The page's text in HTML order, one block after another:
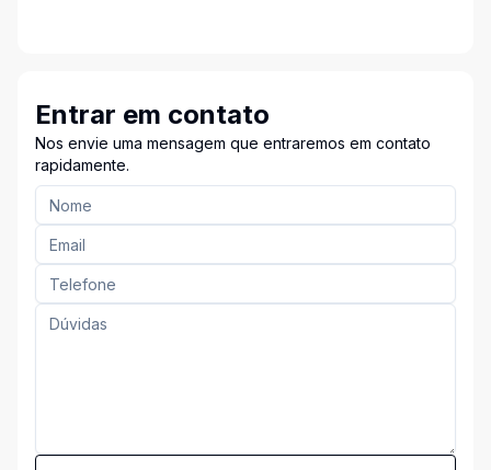
Entrar em contato
Nos envie uma mensagem que entraremos em contato
rapidamente.